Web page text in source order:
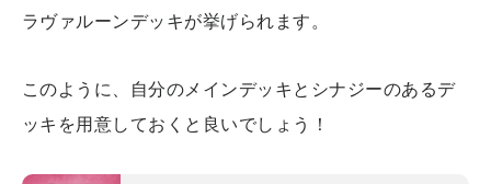
ラヴァルーンデッキが挙げられます。
このように、自分のメインデッキとシナジーのあるデ
ッキを用意しておくと良いでしょう！